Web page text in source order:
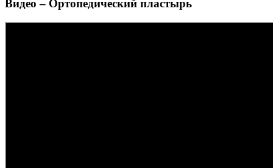
Видео – Ортопедический пластырь